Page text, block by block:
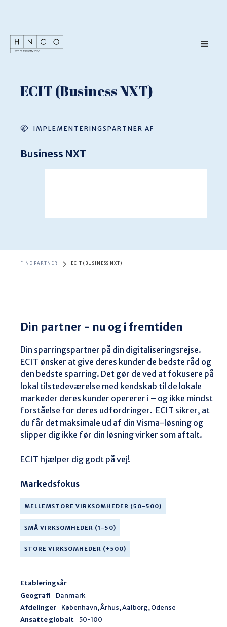
ECIT (Business NXT)
IMPLEMENTERINGSPARTNER AF
Business NXT
FIND PARTNER ECIT (BUSINESS NXT)
Din partner - nu og i fremtiden
Din sparringspartner på din digitaliseringsrejse.
ECIT ønsker at give deres kunder de bedste råd og
den bedste sparring. Det gør de ved at fokusere på
lokal tilstedeværelse med kendskab til de lokale
markeder deres kunder opererer i – og ikke mindst
forståelse for deres udfordringer.  ECIT sikrer, at
du får det maksimale ud af din Visma-løsning og
slipper dig ikke før din løsning virker som aftalt.
ECIT hjælper dig godt på vej!
Markedsfokus
MELLEMSTORE VIRKSOMHEDER (50-500)
SMÅ VIRKSOMHEDER (1-50)
STORE VIRKSOMHEDER (+500)
Etableringsår
Geografi
Danmark
Afdelinger
København, Århus, Aalborg, Odense
Ansatte globalt
50-100